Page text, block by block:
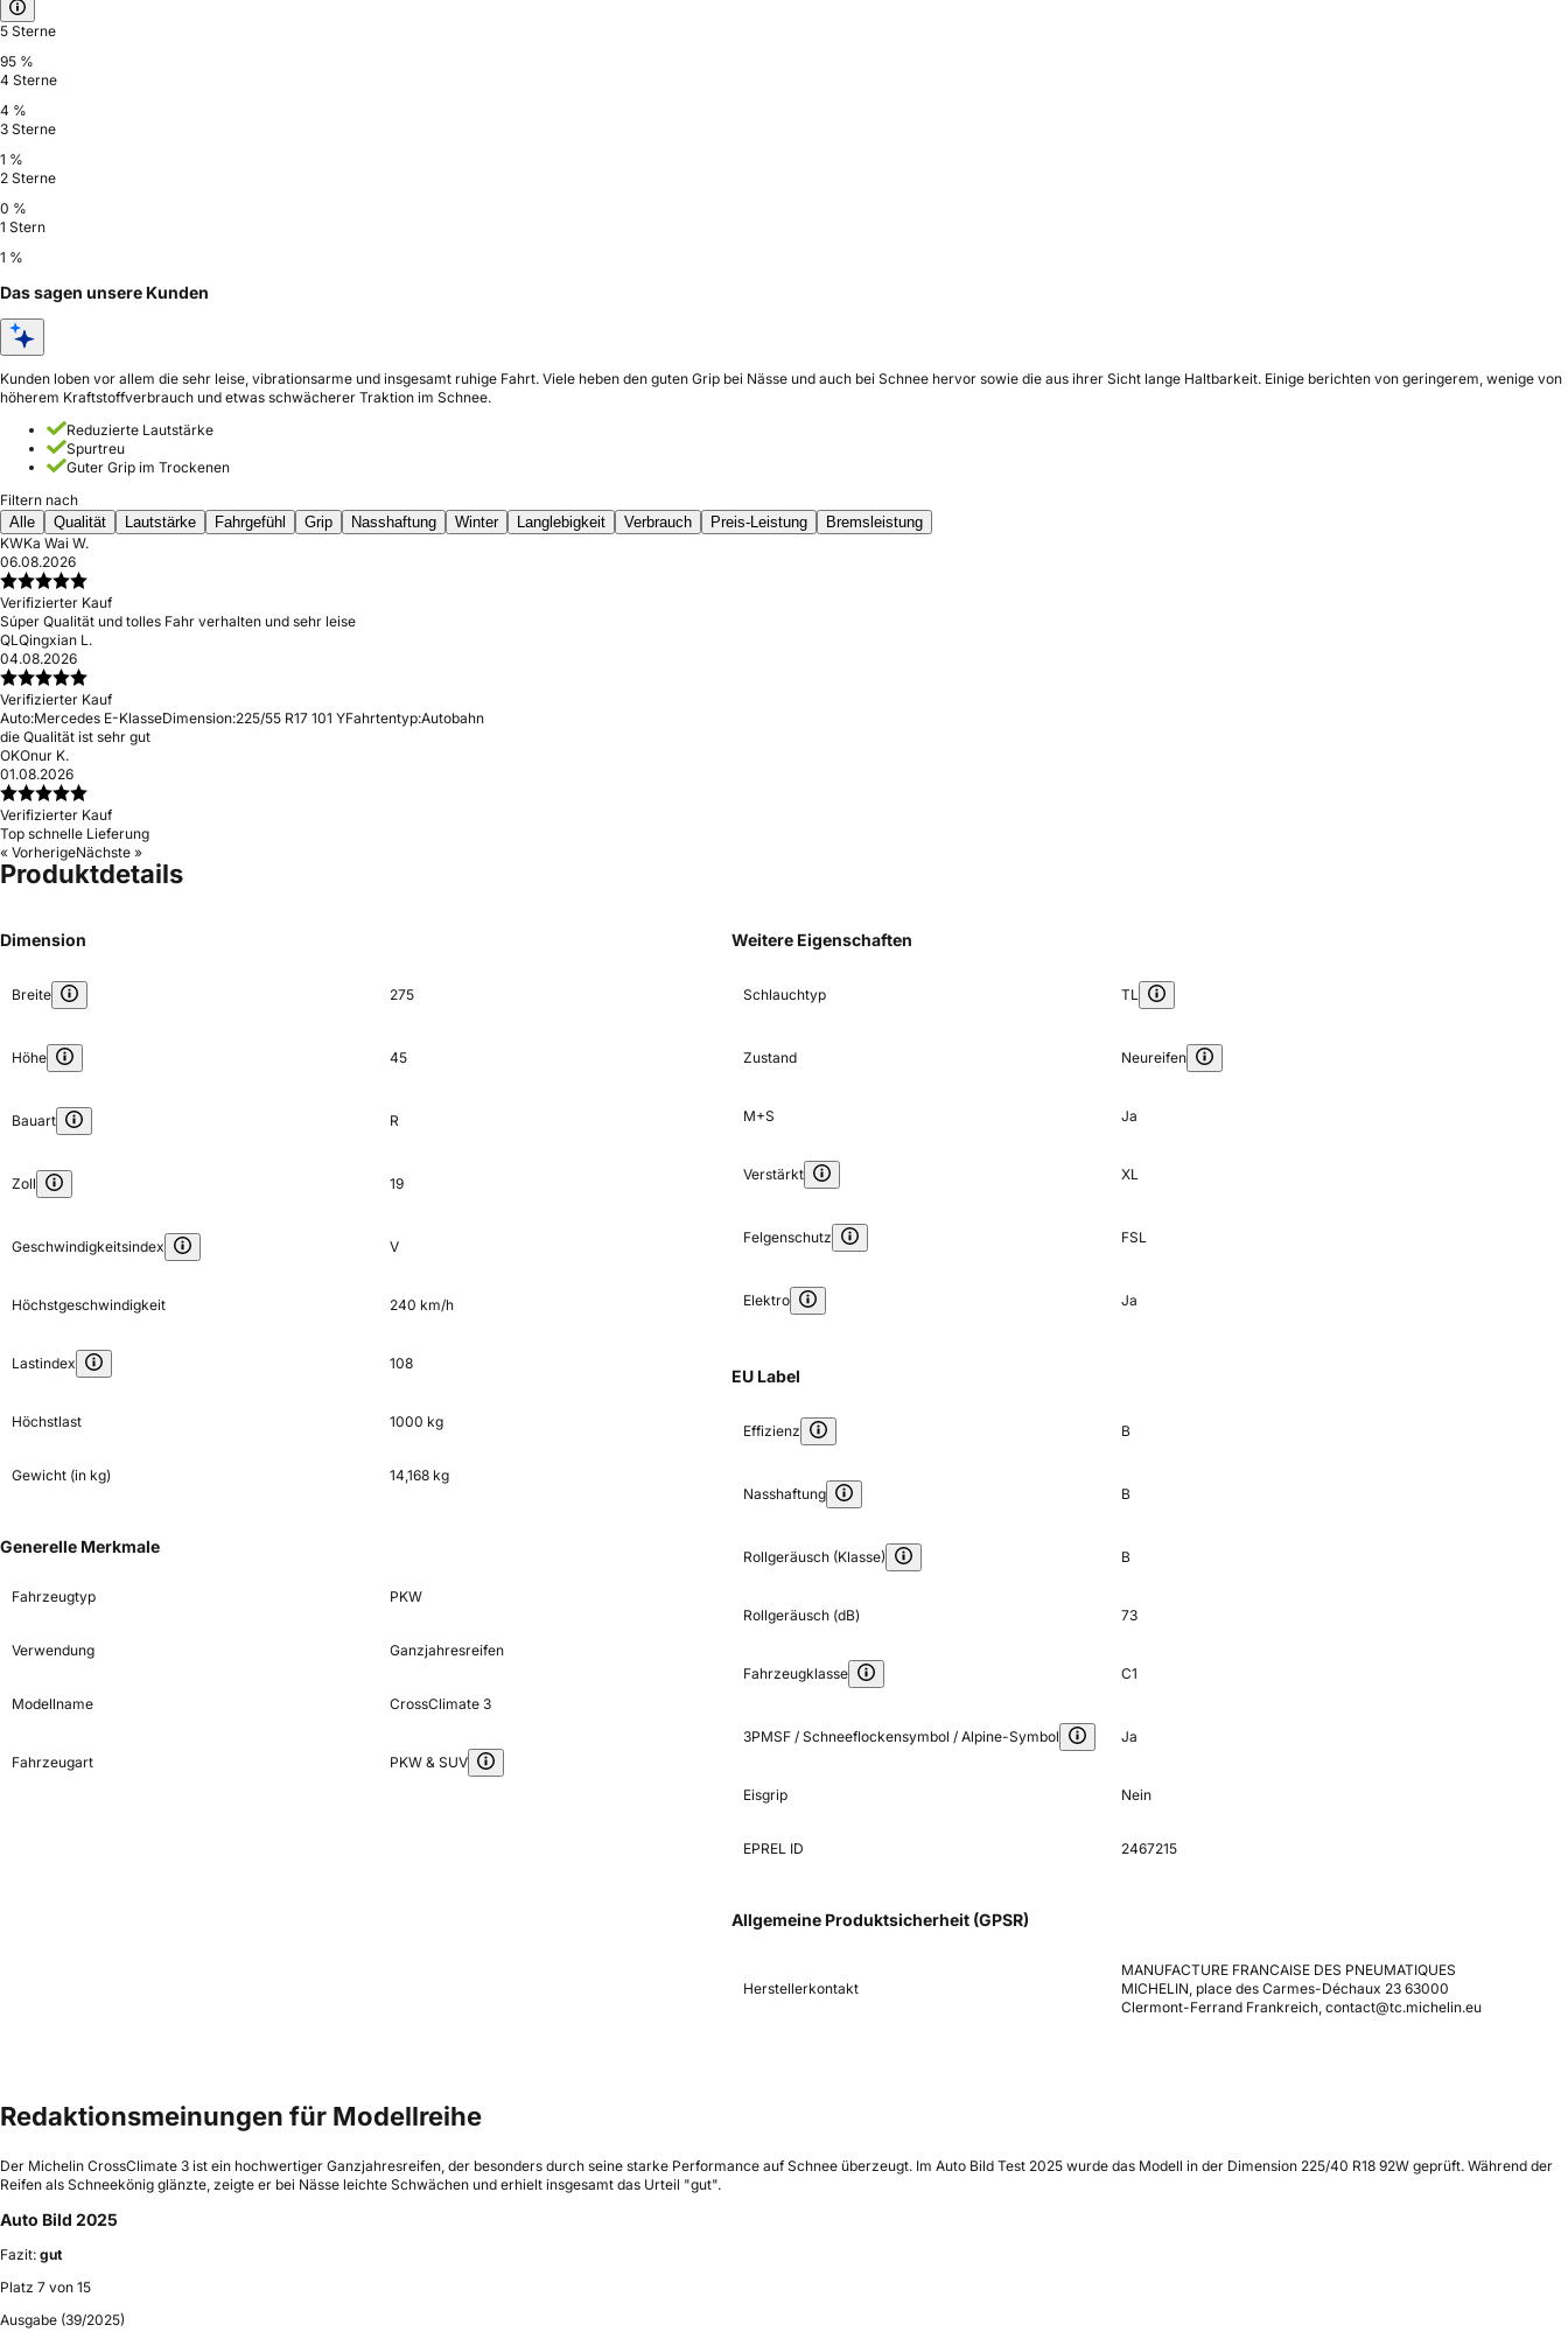
5 Sterne
95 %
4 Sterne
4 %
3 Sterne
1 %
2 Sterne
0 %
1 Stern
1 %
Das sagen unsere Kunden
Kunden loben vor allem die sehr leise, vibrationsarme und insgesamt ruhige Fahrt. Viele heben den guten Grip bei Nässe und auch bei Schnee hervor sowie die aus ihrer Sicht lange Haltbarkeit. Einige berichten von geringerem, wenige von
höherem Kraftstoffverbrauch und etwas schwächerer Traktion im Schnee.
Reduzierte Lautstärke
Spurtreu
Guter Grip im Trockenen
Filtern nach
Alle
Qualität Lautstärke Fahrgefühl Grip Nasshaftung Winter Langlebigkeit Verbrauch Preis-Leistung
Bremsleistung
KWKa Wai W.
06.08.2026
Verifizierter Kauf
Súper Qualität und tolles Fahr verhalten und sehr leise
QLQingxian L.
04.08.2026
Verifizierter Kauf
Auto:Mercedes E-KlasseDimension:225/55 R17 101 YFahrtentyp:Autobahn
die Qualität ist sehr gut
OKOnur K.
01.08.2026
Verifizierter Kauf
Top schnelle Lieferung
« VorherigeNächste »
Produktdetails
Dimension
Breite 275
Höhe 45
Bauart R
Zoll 19
Geschwindigkeitsindex V
Höchstgeschwindigkeit 240 km/h
Lastindex 108
Höchstlast 1000 kg
Gewicht (in kg) 14,168 kg
Generelle Merkmale
Fahrzeugtyp PKW
Verwendung Ganzjahresreifen
Modellname CrossClimate 3
Fahrzeugart PKW & SUV
Weitere Eigenschaften
Schlauchtyp TL
Zustand Neureifen
M+S Ja
Verstärkt XL
Felgenschutz FSL
Elektro Ja
EU Label
Effizienz B
Nasshaftung B
Rollgeräusch (Klasse) B
Rollgeräusch (dB) 73
Fahrzeugklasse C1
3PMSF / Schneeflockensymbol / Alpine-Symbol Ja
Eisgrip Nein
EPREL ID 2467215
Allgemeine Produktsicherheit (GPSR)
Herstellerkontakt
MANUFACTURE FRANCAISE DES PNEUMATIQUES
MICHELIN, place des Carmes-Déchaux 23 63000
Clermont-Ferrand Frankreich, contact@tc.michelin.eu
Redaktionsmeinungen für Modellreihe
Der Michelin CrossClimate 3 ist ein hochwertiger Ganzjahresreifen, der besonders durch seine starke Performance auf Schnee überzeugt. Im Auto Bild Test 2025 wurde das Modell in der Dimension 225/40 R18 92W geprüft. Während der
Reifen als Schneekönig glänzte, zeigte er bei Nässe leichte Schwächen und erhielt insgesamt das Urteil "gut".
Auto Bild 2025
Fazit: gut
Platz 7 von 15
Ausgabe (39/2025)